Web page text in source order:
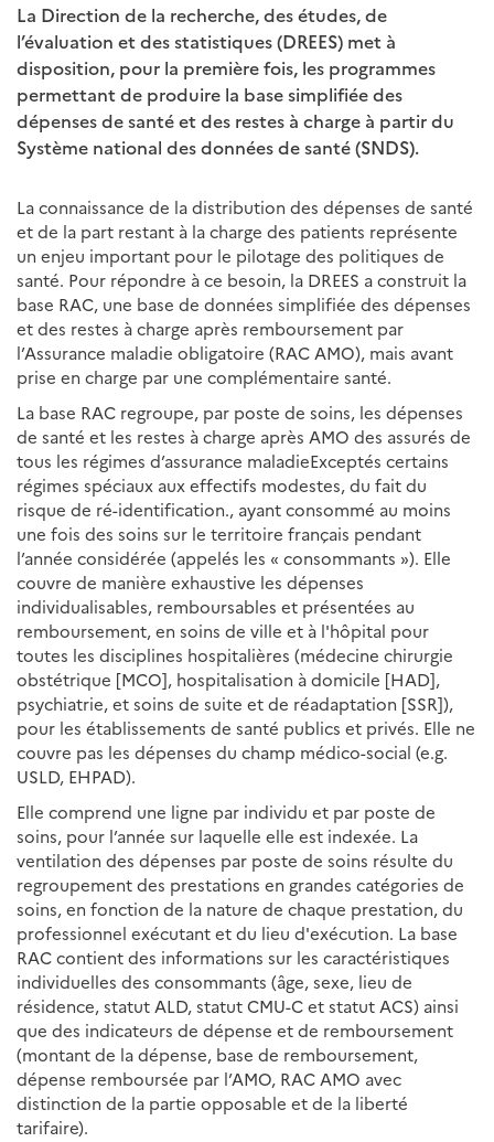
La Direction de la recherche, des études, de
l’évaluation et des statistiques (DREES) met à
disposition, pour la première fois, les programmes
permettant de produire la base simplifiée des
dépenses de santé et des restes à charge à partir du
Système national des données de santé (SNDS).
La connaissance de la distribution des dépenses de santé
et de la part restant à la charge des patients représente
un enjeu important pour le pilotage des politiques de
santé. Pour répondre à ce besoin, la DREES a construit la
base RAC, une base de données simplifiée des dépenses
et des restes à charge après remboursement par
l’Assurance maladie obligatoire (RAC AMO), mais avant
prise en charge par une complémentaire santé.
La base RAC regroupe, par poste de soins, les dépenses
de santé et les restes à charge après AMO des assurés de
tous les régimes d’assurance maladieExceptés certains
régimes spéciaux aux effectifs modestes, du fait du
risque de ré-identification., ayant consommé au moins
une fois des soins sur le territoire français pendant
l’année considérée (appelés les « consommants »). Elle
couvre de manière exhaustive les dépenses
individualisables, remboursables et présentées au
remboursement, en soins de ville et à l'hôpital pour
toutes les disciplines hospitalières (médecine chirurgie
obstétrique [MCO], hospitalisation à domicile [HAD],
psychiatrie, et soins de suite et de réadaptation [SSR]),
pour les établissements de santé publics et privés. Elle ne
couvre pas les dépenses du champ médico-social (e.g.
USLD, EHPAD).
Elle comprend une ligne par individu et par poste de
soins, pour l’année sur laquelle elle est indexée. La
ventilation des dépenses par poste de soins résulte du
regroupement des prestations en grandes catégories de
soins, en fonction de la nature de chaque prestation, du
professionnel exécutant et du lieu d'exécution. La base
RAC contient des informations sur les caractéristiques
individuelles des consommants (âge, sexe, lieu de
résidence, statut ALD, statut CMU-C et statut ACS) ainsi
que des indicateurs de dépense et de remboursement
(montant de la dépense, base de remboursement,
dépense remboursée par l’AMO, RAC AMO avec
distinction de la partie opposable et de la liberté
tarifaire).